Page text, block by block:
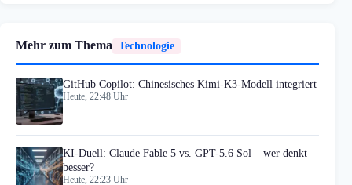
Mehr zum Thema Technologie
GitHub Copilot: Chinesisches Kimi-K3-Modell integriert
Heute, 22:48 Uhr
KI-Duell: Claude Fable 5 vs. GPT-5.6 Sol – wer denkt
besser?
Heute, 22:23 Uhr